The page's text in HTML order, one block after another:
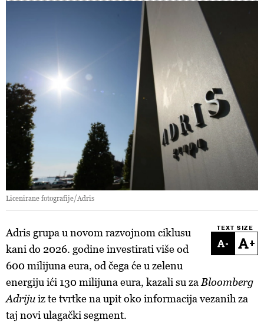
Licenirane fotografije/Adris
TEXT SIZE
- +
Adris grupa u novom razvojnom ciklusu
kani do 2026. godine investirati više od
600 milijuna eura, od čega će u zelenu
energiju ići 130 milijuna eura, kazali su za Bloomberg
Adrijuiz te tvrtke na upit oko informacija vezanih za
taj novi ulagački segment.